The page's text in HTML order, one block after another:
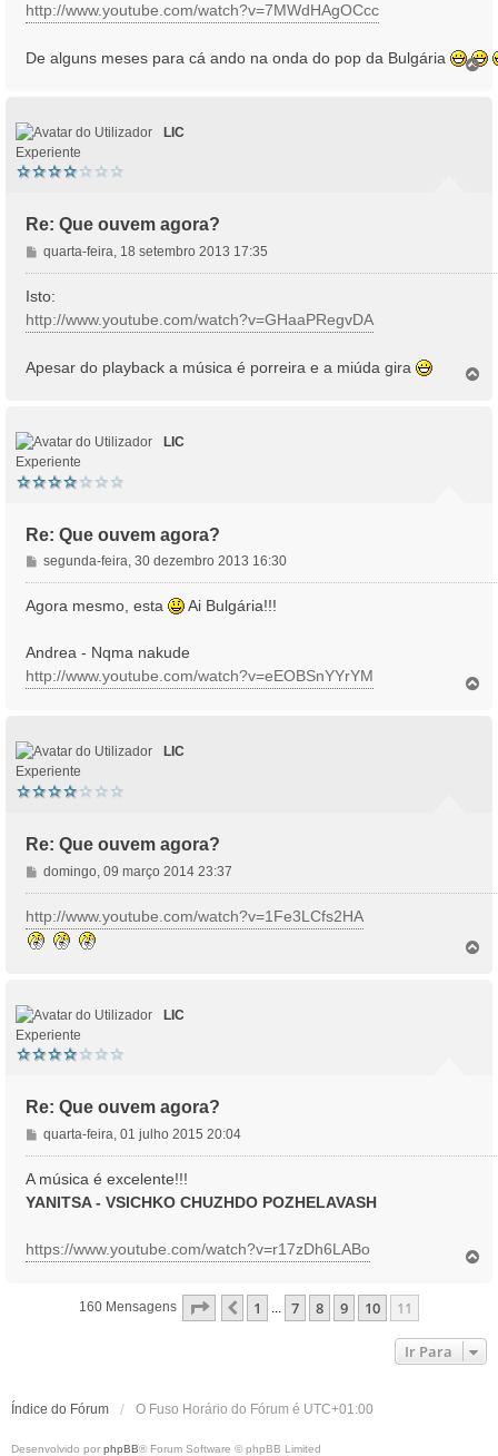
a
e
http://www.youtube.com/watch?v=7MWdHAgOCcc
De alguns meses para cá ando na onda do pop da Bulgária
T
LIC
Experiente
Re: Que ouvem agora?
M
e
n
a
e
quarta-feira, 18 setembro 2013 17:35
Isto:
http://www.youtube.com/watch?v=GHaaPRegvDA
Apesar do playback a música é porreira e a miúda gira
LIC
Experiente
Re: Que ouvem agora?
M
e
n
g
e
segunda-feira, 30 dezembro 2013 16:30
Agora mesmo, esta Ai Bulgária!!!
Andrea - Nqma nakude
http://www.youtube.com/watch?v=eEOBSnYYrYM
LIC
Experiente
Re: Que ouvem agora?
M
e
n
s
a
m
domingo, 09 março 2014 23:37
http://www.youtube.com/watch?v=1Fe3LCfs2HA
LIC
Experiente
Re: Que ouvem agora?
M
e
a
e
quarta-feira, 01 julho 2015 20:04
A música é excelente!!!
YANITSA - VSICHKO CHUZHDO POZHELAVASH
https://www.youtube.com/watch?v=r17zDh6LABo
160 Mensagens Página 11De 11
Anterior
1 7 8 9 10 11
Ir Para
Índice do Fórum O Fuso Horário do Fórum é UTC+01:00
Desenvolvido por phpBB® Forum Software © phpBB Limited